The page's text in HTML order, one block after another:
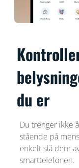
du er
Du trenger ikke
stående på
enkelt slå dem
smarttelefonen.